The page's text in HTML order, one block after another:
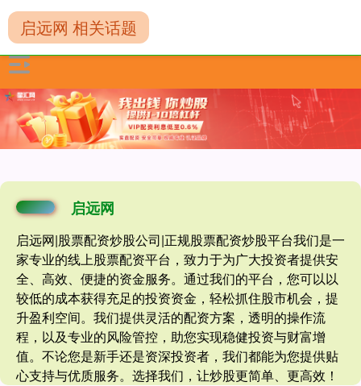
启远网
启远网|股票配资炒股公司|正规股票配资炒股平台我们是一
家专业的线上股票配资平台，致力于为广大投资者提供安
全、高效、便捷的资金服务。通过我们的平台，您可以以
较低的成本获得充足的投资资金，轻松抓住股市机会，提
升盈利空间。我们提供灵活的配资方案，透明的操作流
程，以及专业的风险管控，助您实现稳健投资与财富增
值。不论您是新手还是资深投资者，我们都能为您提供贴
心支持与优质服务。选择我们，让炒股更简单、更高效！
启远网 相关话题